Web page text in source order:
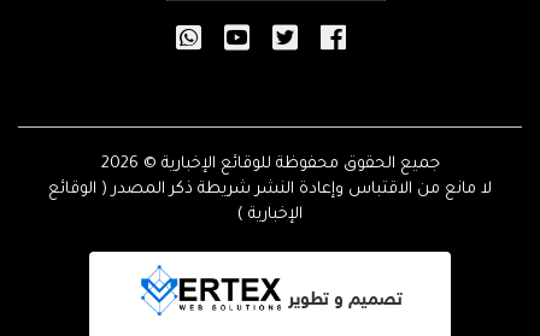
جميع الحقوق محفوظة للوقائع الإخبارية © 2026
لا مانع من الاقتباس وإعادة النشر شريطة ذكر المصدر ( الوقائع
الإخبارية )
تصميم و تطوير